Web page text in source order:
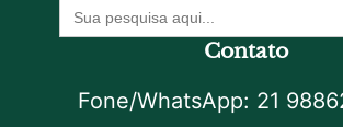
Procurar
por:
Contato
Fone/WhatsApp: 21